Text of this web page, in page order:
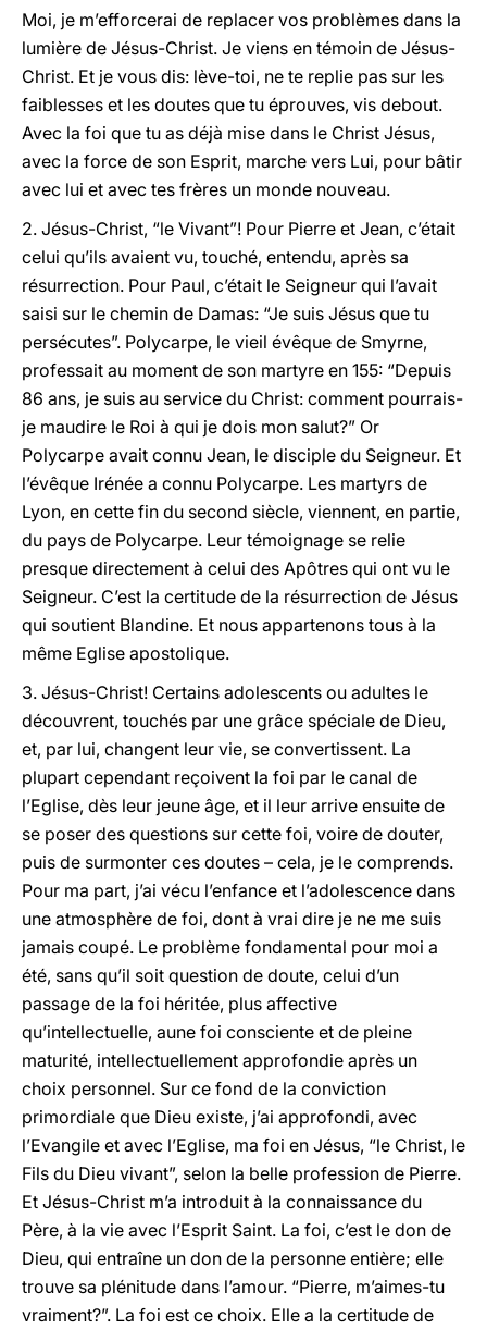
Moi, je m’efforcerai de replacer vos problèmes dans la
lumière de Jésus-Christ. Je viens en témoin de Jésus-
Christ. Et je vous dis: lève-toi, ne te replie pas sur les
faiblesses et les doutes que tu éprouves, vis debout.
Avec la foi que tu as déjà mise dans le Christ Jésus,
avec la force de son Esprit, marche vers Lui, pour bâtir
avec lui et avec tes frères un monde nouveau.
2. Jésus-Christ, “le Vivant”! Pour Pierre et Jean, c’était
celui qu’ils avaient vu, touché, entendu, après sa
résurrection. Pour Paul, c’était le Seigneur qui l’avait
saisi sur le chemin de Damas: “Je suis Jésus que tu
persécutes”. Polycarpe, le vieil évêque de Smyrne,
professait au moment de son martyre en 155: “Depuis
86 ans, je suis au service du Christ: comment pourrais-
je maudire le Roi à qui je dois mon salut?” Or
Polycarpe avait connu Jean, le disciple du Seigneur. Et
l’évêque Irénée a connu Polycarpe. Les martyrs de
Lyon, en cette fin du second siècle, viennent, en partie,
du pays de Polycarpe. Leur témoignage se relie
presque directement à celui des Apôtres qui ont vu le
Seigneur. C’est la certitude de la résurrection de Jésus
qui soutient Blandine. Et nous appartenons tous à la
même Eglise apostolique.
3. Jésus-Christ! Certains adolescents ou adultes le
découvrent, touchés par une grâce spéciale de Dieu,
et, par lui, changent leur vie, se convertissent. La
plupart cependant reçoivent la foi par le canal de
l’Eglise, dès leur jeune âge, et il leur arrive ensuite de
se poser des questions sur cette foi, voire de douter,
puis de surmonter ces doutes – cela, je le comprends.
Pour ma part, j’ai vécu l’enfance et l’adolescence dans
une atmosphère de foi, dont à vrai dire je ne me suis
jamais coupé. Le problème fondamental pour moi a
été, sans qu’il soit question de doute, celui d’un
passage de la foi héritée, plus affective
qu’intellectuelle, aune foi consciente et de pleine
maturité, intellectuellement approfondie après un
choix personnel. Sur ce fond de la conviction
primordiale que Dieu existe, j’ai approfondi, avec
l’Evangile et avec l’Eglise, ma foi en Jésus, “le Christ, le
Fils du Dieu vivant”, selon la belle profession de Pierre.
Et Jésus-Christ m’a introduit à la connaissance du
Père, à la vie avec l’Esprit Saint. La foi, c’est le don de
Dieu, qui entraîne un don de la personne entière; elle
trouve sa plénitude dans l’amour. “Pierre, m’aimes-tu
vraiment?”. La foi est ce choix. Elle a la certitude de